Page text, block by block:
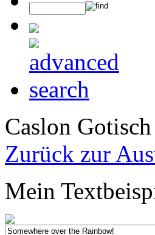
Caslon
Zurück zur
Mein